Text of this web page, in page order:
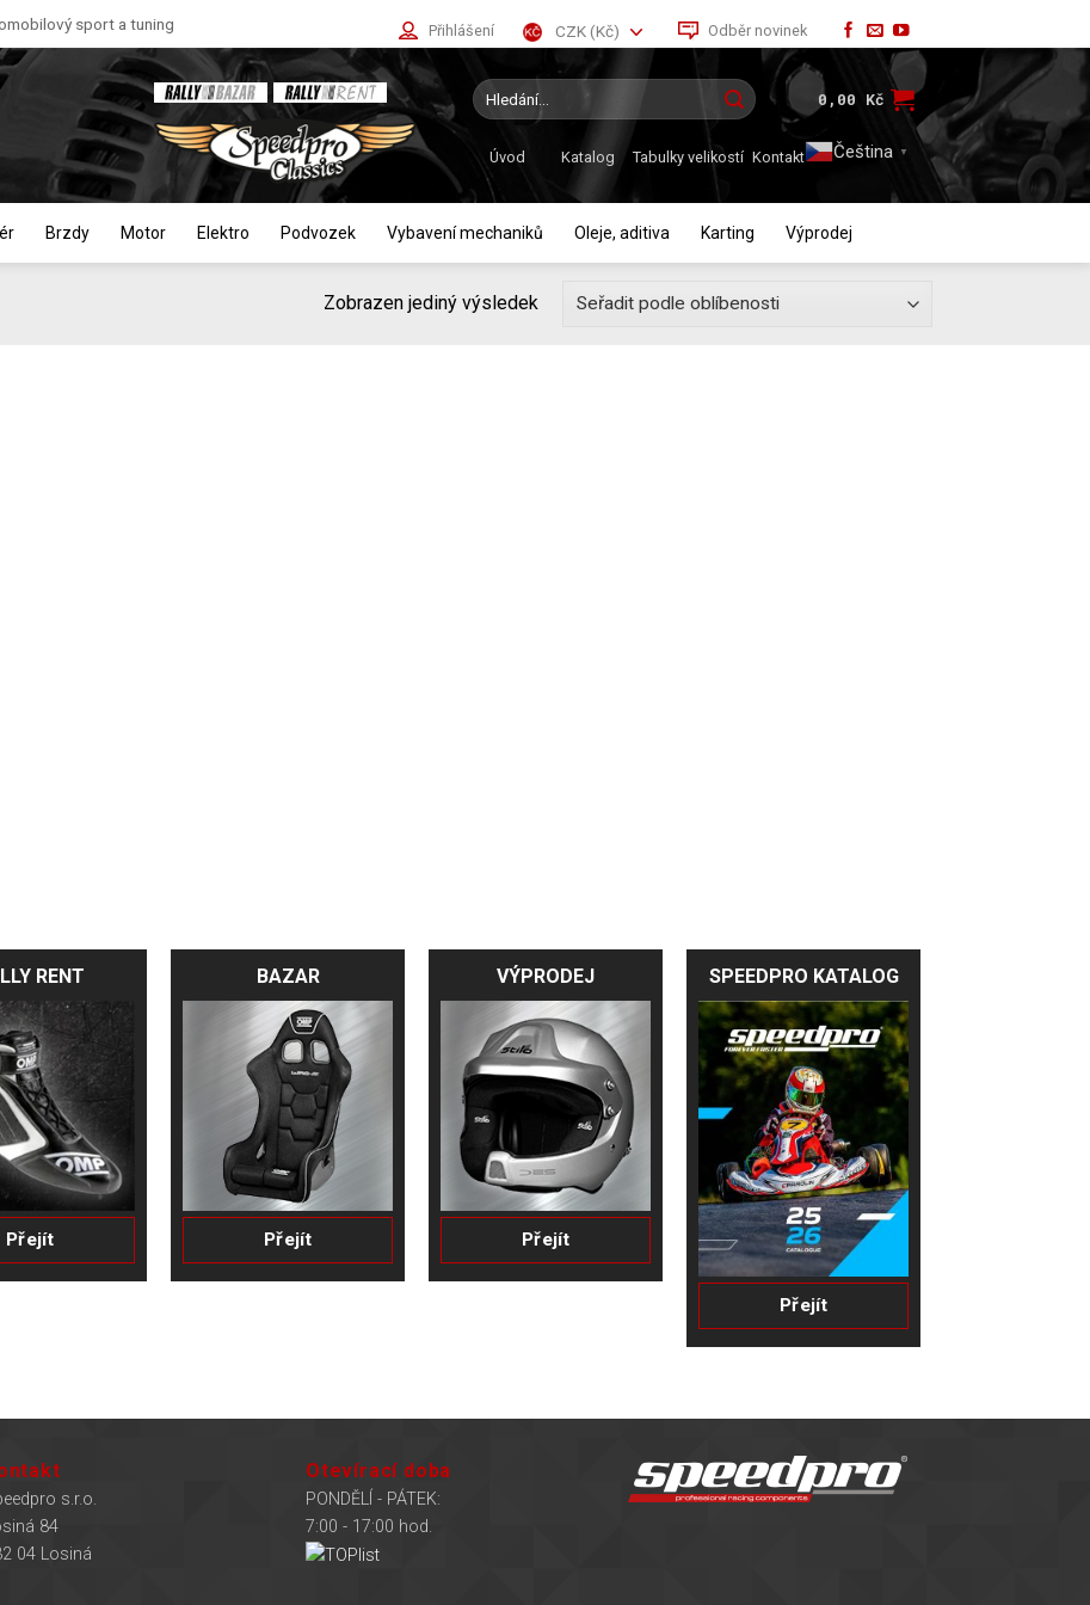
sport a tuning Přihlášení CZK (Kč) Odběr novinek
Hledat:
0,00 Kč
Úvod Katalog Tabulky velikostí Kontakt Čeština‎ ▼
Brzdy Motor Elektro Podvozek Vybavení mechaniků Oleje, aditiva Karting Výprodej
Zobrazen jediný výsledek
RENT
Přejít
BAZAR
Přejít
VÝPRODEJ
Přejít
SPEEDPRO KATALOG
Přejít
s.r.o.
84
04 Losiná
Otevírací doba
PONDĚLÍ - PÁTEK:
7:00 - 17:00 hod.